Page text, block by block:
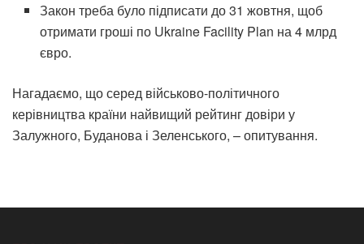
Закон треба було підписати до 31 жовтня, щоб
отримати гроші по Ukraine Facility Plan на 4 млрд
євро.
Нагадаємо, що серед військово-політичного
керівництва країни найвищий рейтинг довіри у
Залужного, Буданова і Зеленського, – опитування.